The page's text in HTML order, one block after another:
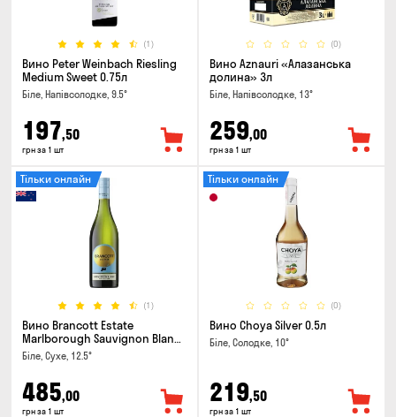
(1)
Вино Peter Weinbach Riesling
Medium Sweet 0.75л
Біле, Напівсолодке, 9.5°
197,50
грн за 1 шт
(0)
Вино Aznauri «Алазанська
долина» 3л
Біле, Напівсолодке, 13°
259,00
грн за 1 шт
(1)
Тільки онлайн
Вино Brancott Estate
Marlborough Sauvignon Blanc
0.75л
Біле, Сухе, 12.5°
485,00
грн за 1 шт
(0)
Тільки онлайн
Вино Choya Silver 0.5л
Біле, Солодке, 10°
219,50
грн за 1 шт